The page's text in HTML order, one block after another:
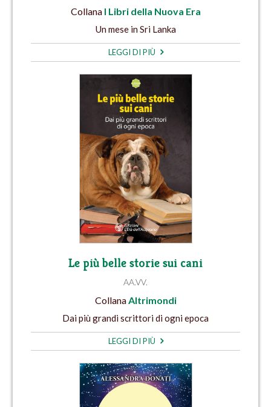
Collana I Libri della Nuova Era
Un mese in Sri Lanka
LEGGI DI PIÙ
Le più belle storie sui cani
AA.VV.
Collana Altrimondi
Dai più grandi scrittori di ogni epoca
LEGGI DI PIÙ